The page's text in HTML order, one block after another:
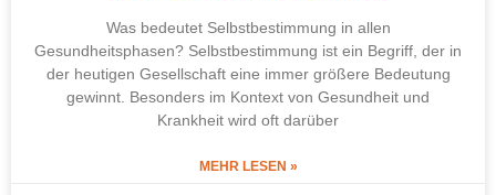
Was bedeutet Selbstbestimmung in allen
Gesundheitsphasen? Selbstbestimmung ist ein Begriff, der in
der heutigen Gesellschaft eine immer größere Bedeutung
gewinnt. Besonders im Kontext von Gesundheit und
Krankheit wird oft darüber
MEHR LESEN »